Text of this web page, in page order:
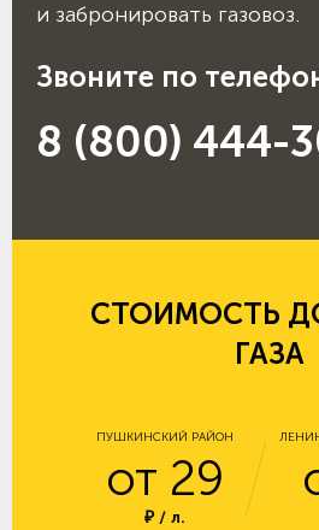
и забронировать газовоз.
Звоните по
8 (800) 444-
СТОИМОСТЬ
ГАЗА
ПУШКИНСКИЙ РАЙОН
от 29
₽ / л.